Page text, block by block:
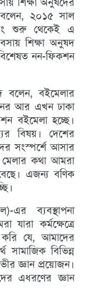
২০১৫ সাল
শুরু থেকেই এ
শিক্ষা অনুষদ
বিশেষত নন-ফিকশন
বলেন, বইমেলার
আর এখন ঢাকা
বইমেলা হচ্ছে।
বিষয়। দেশের
সংস্পর্শে আসার
কথা আমরা
এজন্য বণিক
এর ব্যবস্থাপনা
কর্মক্ষেত্রে
যে, আমাদের
সামাজিক বিভিন্ন
জ্ঞান প্রয়োজন।
এধরণের জ্ঞান